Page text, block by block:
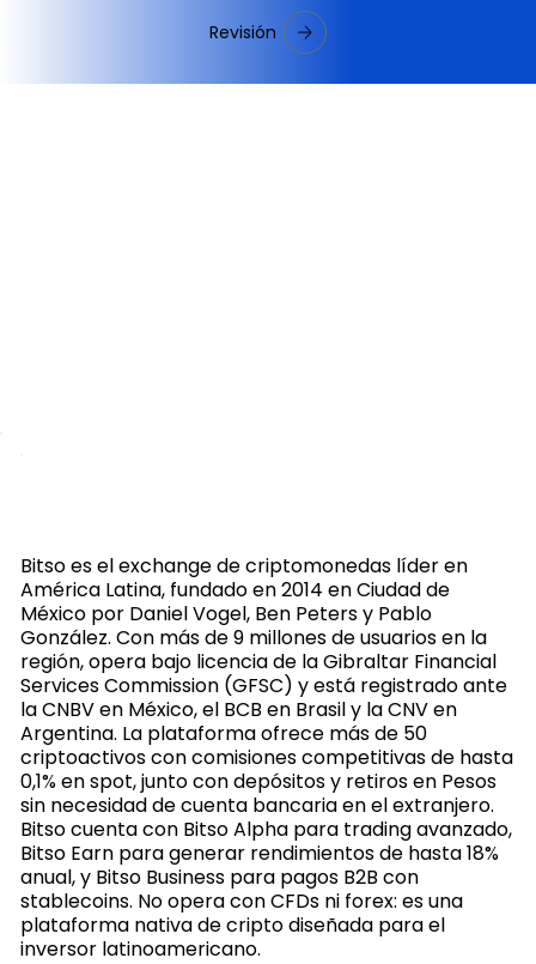
Revisión
Bitso es el exchange de criptomonedas líder en
América Latina, fundado en 2014 en Ciudad de
México por Daniel Vogel, Ben Peters y Pablo
González. Con más de 9 millones de usuarios en la
región, opera bajo licencia de la Gibraltar Financial
Services Commission (GFSC) y está registrado ante
la CNBV en México, el BCB en Brasil y la CNV en
Argentina. La plataforma ofrece más de 50
criptoactivos con comisiones competitivas de hasta
0,1% en spot, junto con depósitos y retiros en Pesos
sin necesidad de cuenta bancaria en el extranjero.
Bitso cuenta con Bitso Alpha para trading avanzado,
Bitso Earn para generar rendimientos de hasta 18%
anual, y Bitso Business para pagos B2B con
stablecoins. No opera con CFDs ni forex: es una
plataforma nativa de cripto diseñada para el
inversor latinoamericano.